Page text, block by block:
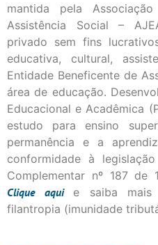
mantida pela
Assistência Social –
privado sem fins
educativa, cultural,
Entidade Beneficente de
área de educação.
Educacional e Acadêmica
estudo para ensino
permanência e a
conformidade à
Complementar nº 187 de
Cliqueaqui
e saiba
filantropia (imunidade